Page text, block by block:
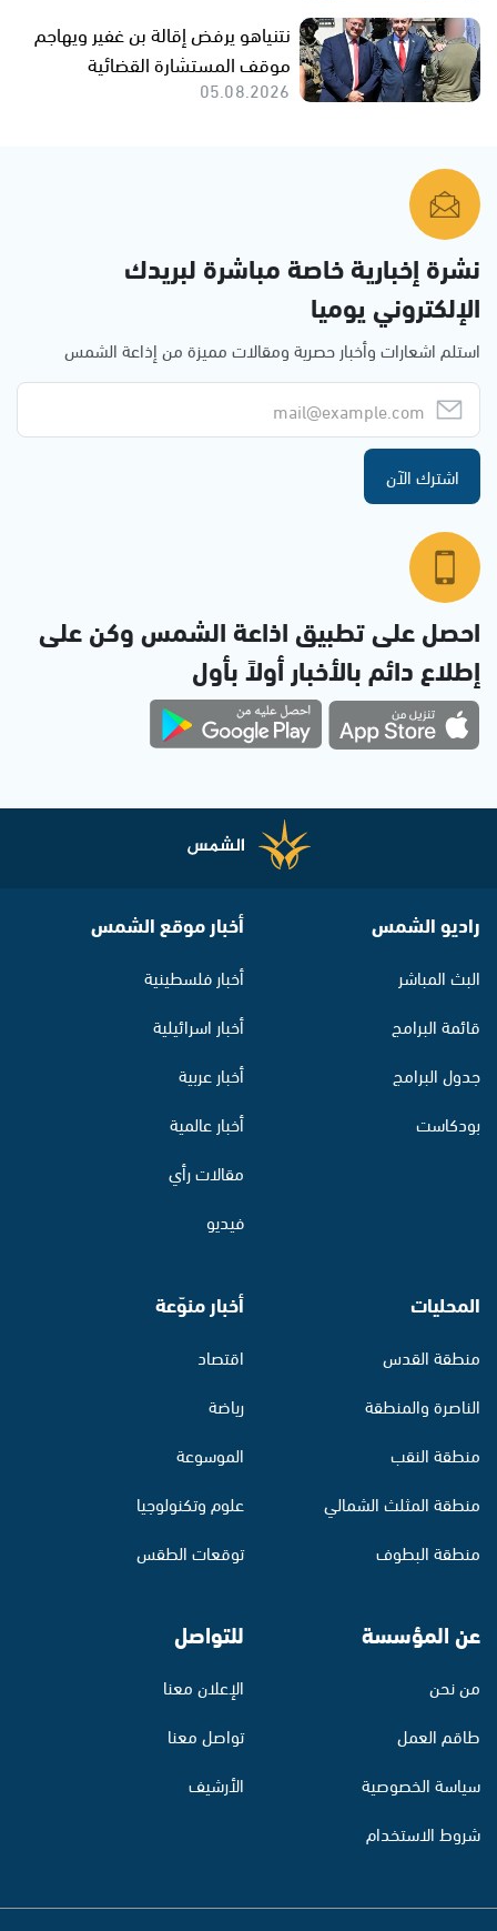
نتنياهو يرفض إقالة بن غفير ويهاجم
موقف المستشارة القضائية
05.08.2026
نشرة إخبارية خاصة مباشرة لبريدك
الإلكتروني يوميا
استلم اشعارات وأخبار حصرية ومقالات مميزة من إذاعة الشمس
اشترك الآن
احصل على تطبيق اذاعة الشمس وكن على
إطلاع دائم بالأخبار أولاً بأول
راديو الشمس
البث المباشر
قائمة البرامج
جدول البرامج
بودكاست
أخبار موقع الشمس
أخبار فلسطينية
أخبار اسرائيلية
أخبار عربية
أخبار عالمية
مقالات رأي
فيديو
المحليات
منطقة القدس
الناصرة والمنطقة
منطقة النقب
منطقة المثلث الشمالي
منطقة البطوف
أخبار منوّعة
اقتصاد
رياضة
الموسوعة
علوم وتكنولوجيا
توقعات الطقس
عن المؤسسة
من نحن
طاقم العمل
سياسة الخصوصية
شروط الاستخدام
للتواصل
الإعلان معنا
تواصل معنا
الأرشيف